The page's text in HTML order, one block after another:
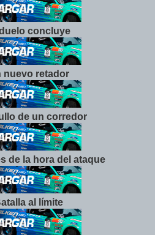
concluye
nuevo retador
de un corredor
de la hora del ataque
al límite